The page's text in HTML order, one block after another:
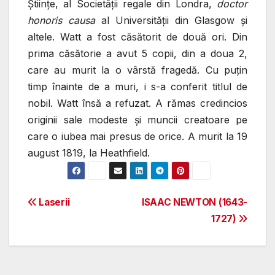
Ştiinţe, al Societăţii regale din Londra, doctor
honoris causa al Universităţii din Glasgow şi
altele. Watt a fost căsătorit de două ori. Din
prima căsătorie a avut 5 copii, din a doua 2,
care au murit la o vârstă fragedă. Cu puţin
timp înainte de a muri, i s-a conferit titlul de
nobil. Watt însă a refuzat. A rămas credincios
originii sale modeste şi muncii creatoare pe
care o iubea mai presus de orice. A murit la 19
august 1819, la Heathfield.
Post
ISAAC NEWTON (1643-
1727)
Laserii